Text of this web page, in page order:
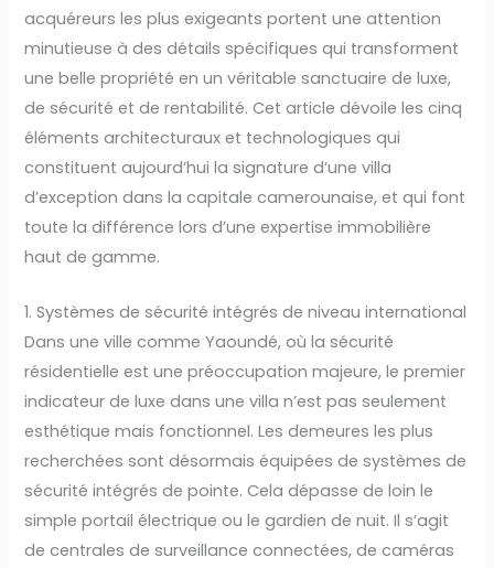
acquéreurs les plus exigeants portent une attention
minutieuse à des détails spécifiques qui transforment
une belle propriété en un véritable sanctuaire de luxe,
de sécurité et de rentabilité. Cet article dévoile les cinq
éléments architecturaux et technologiques qui
constituent aujourd’hui la signature d’une villa
d’exception dans la capitale camerounaise, et qui font
toute la différence lors d’une expertise immobilière
haut de gamme.
1. Systèmes de sécurité intégrés de niveau international
Dans une ville comme Yaoundé, où la sécurité
résidentielle est une préoccupation majeure, le premier
indicateur de luxe dans une villa n’est pas seulement
esthétique mais fonctionnel. Les demeures les plus
recherchées sont désormais équipées de systèmes de
sécurité intégrés de pointe. Cela dépasse de loin le
simple portail électrique ou le gardien de nuit. Il s’agit
de centrales de surveillance connectées, de caméras